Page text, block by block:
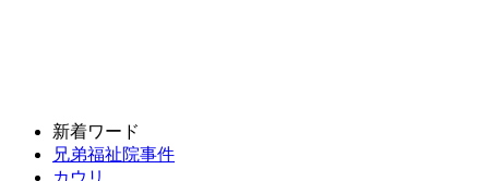
新着ワード
兄弟福祉院事件
カウリ